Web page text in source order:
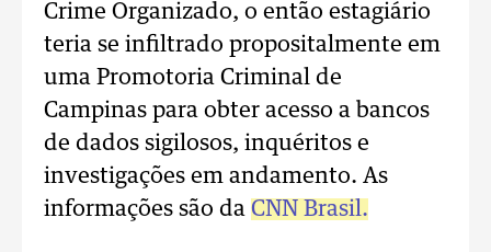
Crime Organizado, o então estagiário
teria se infiltrado propositalmente em
uma Promotoria Criminal de
Campinas para obter acesso a bancos
de dados sigilosos, inquéritos e
investigações em andamento. As
informações são da CNN Brasil.